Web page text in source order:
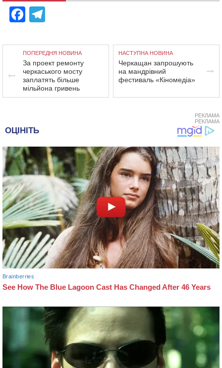
Facebook
ПОПЕРЕДНЯ НОВИНА
За проект ремонту
черкаського мосту
заплатять більше
мільйона гривень
НАСТУПНА НОВИНА
Черкащан запрошують
на мандрівний
фестиваль «Кіномедіа»
РЕКЛАМА
РЕКЛАМА